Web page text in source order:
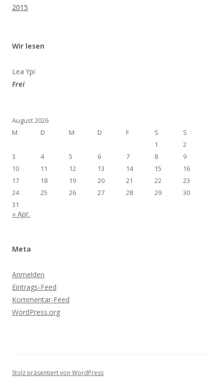
2015
Wir lesen
Lea Ypi
Frei
August 2026
M
D M D F S
S
1
2
3
4 5 6 7 8
9
10
11 12 13 14 15
16
17
18 19 20 21 22
23
24
25 26 27 28 29
30
31
« Apr.
Meta
Anmelden
Eintrags-Feed
Kommentar-Feed
WordPress.org
Stolz präsentiert von WordPress